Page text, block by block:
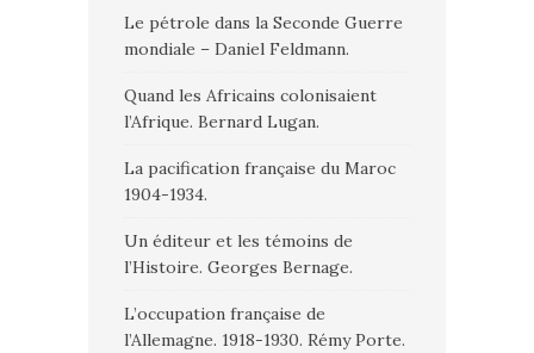
Le pétrole dans la Seconde Guerre
mondiale – Daniel Feldmann.
Quand les Africains colonisaient
l’Afrique. Bernard Lugan.
La pacification française du Maroc
1904-1934.
Un éditeur et les témoins de
l’Histoire. Georges Bernage.
L’occupation française de
l’Allemagne. 1918-1930. Rémy Porte.